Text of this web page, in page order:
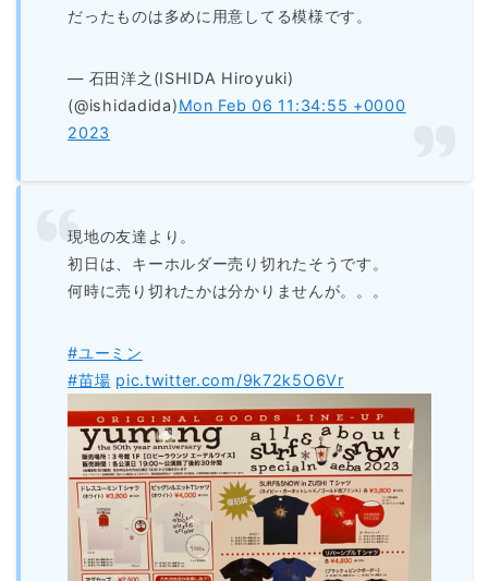
だったものは多めに用意してる模様です。
— 石田洋之(ISHIDA Hiroyuki)
(@ishidadida)Mon Feb 06 11:34:55 +0000
2023
現地の友達より。
初日は、キーホルダー売り切れたそうです。
何時に売り切れたかは分かりませんが。。。
#ユーミン
#苗場 pic.twitter.com/9k72k5O6Vr